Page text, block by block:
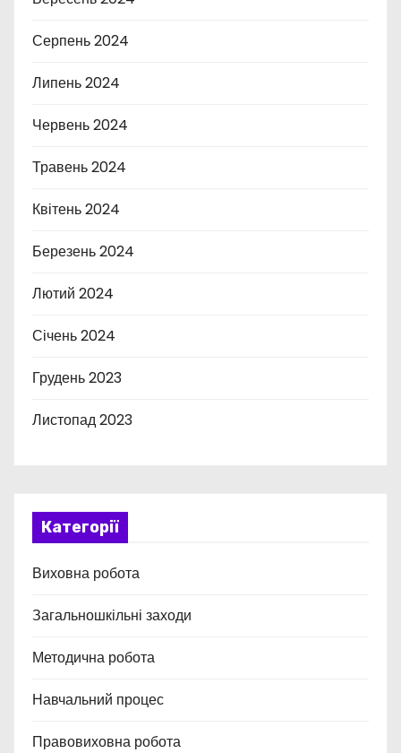
Серпень 2024
Липень 2024
Червень 2024
Травень 2024
Квітень 2024
Березень 2024
Лютий 2024
Січень 2024
Грудень 2023
Листопад 2023
Категорії
Виховна робота
Загальношкільні заходи
Методична робота
Навчальний процес
Правовиховна робота